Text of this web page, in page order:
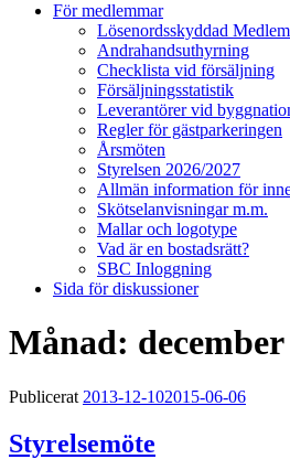
För medlemmar
Lösenordsskyddad
Andrahandsuthyrning
Checklista vid försäljning
Försäljningsstatistik
Leverantörer vid
Regler för gästparkeringen
Årsmöten
Styrelsen 2026/2027
Allmän information för
Skötselanvisningar m.m.
Mallar och logotype
Vad är en bostadsrätt?
SBC Inloggning
Sida för diskussioner
Månad:
Publicerat 2013-12-102015-06-06
Styrelsemöte